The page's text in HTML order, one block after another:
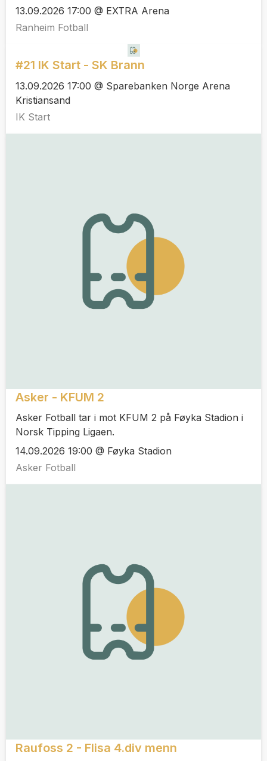
13.09.2026 17:00 @ EXTRA Arena
Ranheim Fotball
#21 IK Start - SK Brann
13.09.2026 17:00 @ Sparebanken Norge Arena
Kristiansand
IK Start
Asker - KFUM 2
Asker Fotball tar i mot KFUM 2 på Føyka Stadion i
Norsk Tipping Ligaen.
14.09.2026 19:00 @ Føyka Stadion
Asker Fotball
Raufoss 2 - Flisa 4.div menn